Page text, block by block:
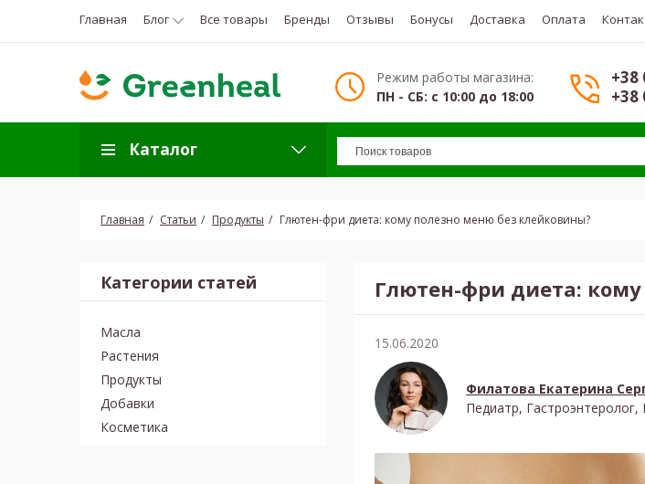
Главная Блог Все товары Бренды Отзывы Бонусы Доставка Оплата
Режим работы магазина:
ПН - СБ: с 10:00 до 18:00
+38
+38
Каталог
Главная Статьи Продукты Глютен-фри диета: кому полезно меню без клейковины?
Категории статей
Масла
Растения
Продукты
Добавки
Косметика
Глютен-фри диета:
15.06.2020
Филатова Екатерина
Педиатр,